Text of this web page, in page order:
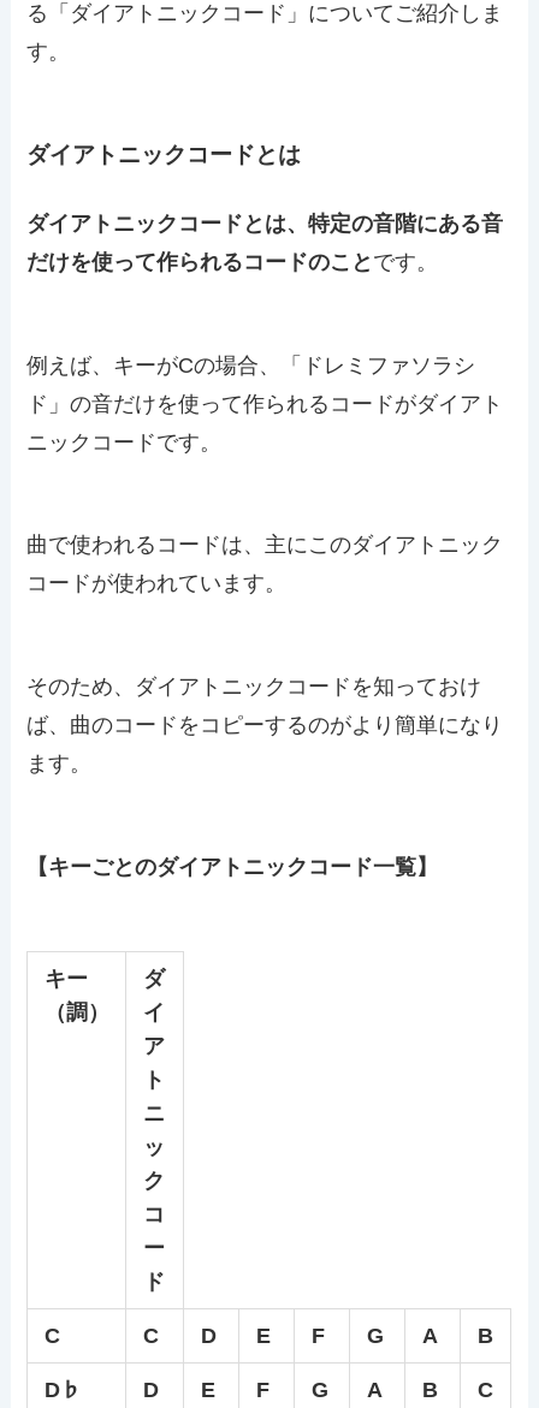
る「ダイアトニックコード」についてご紹介しま
す。
ダイアトニックコードとは
ダイアトニックコードとは、特定の音階にある音
だけを使って作られるコードのこと です。
例えば、キーがCの場合、「ドレミファソラシ
ド」の音だけを使って作られるコードがダイアト
ニックコードです。
曲で使われるコードは、主にこのダイアトニック
コードが使われています。
そのため、ダイアトニックコードを知っておけ
ば、曲のコードをコピーするのがより簡単になり
ます。
【キーごとのダイアトニックコード一覧】
キー
（調）
ダ
イ
ア
ト
ニ
ッ
ク
コ
ー
ド
C C D E F G A B
D♭
D
E
F
G
A
B
C